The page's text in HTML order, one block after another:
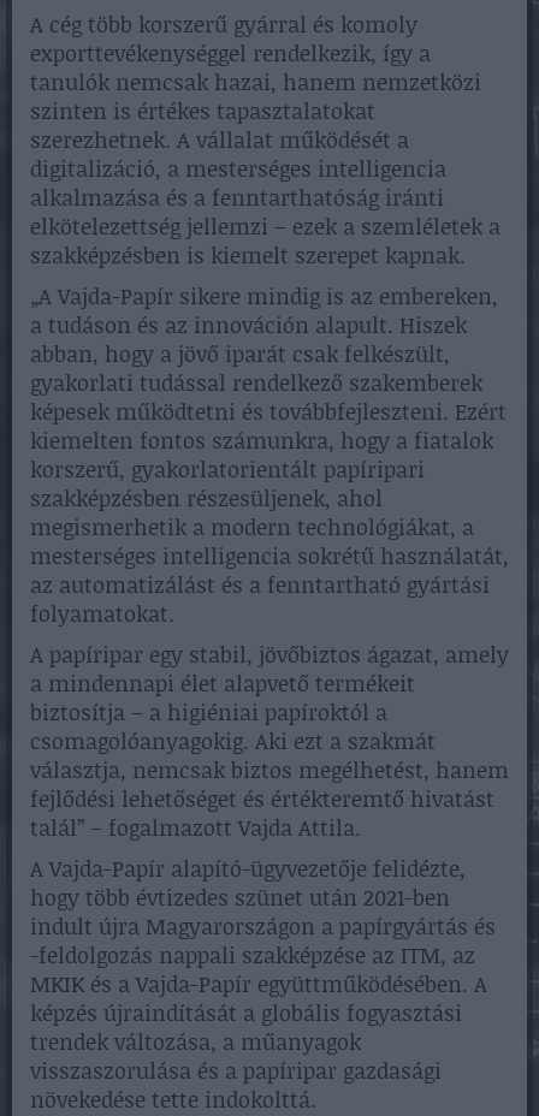
A cég több korszerű gyárral és komoly
exporttevékenységgel rendelkezik, így a
tanulók nemcsak hazai, hanem nemzetközi
szinten is értékes tapasztalatokat
szerezhetnek. A vállalat működését a
digitalizáció, a mesterséges intelligencia
alkalmazása és a fenntarthatóság iránti
elkötelezettség jellemzi – ezek a szemléletek a
szakképzésben is kiemelt szerepet kapnak.
„A Vajda-Papír sikere mindig is az embereken,
a tudáson és az innováción alapult. Hiszek
abban, hogy a jövő iparát csak felkészült,
gyakorlati tudással rendelkező szakemberek
képesek működtetni és továbbfejleszteni. Ezért
kiemelten fontos számunkra, hogy a fiatalok
korszerű, gyakorlatorientált papíripari
szakképzésben részesüljenek, ahol
megismerhetik a modern technológiákat, a
mesterséges intelligencia sokrétű használatát,
az automatizálást és a fenntartható gyártási
folyamatokat.
A papíripar egy stabil, jövőbiztos ágazat, amely
a mindennapi élet alapvető termékeit
biztosítja – a higiéniai papíroktól a
csomagolóanyagokig. Aki ezt a szakmát
választja, nemcsak biztos megélhetést, hanem
fejlődési lehetőséget és értékteremtő hivatást
talál” – fogalmazott Vajda Attila.
A Vajda-Papír alapító-ügyvezetője felidézte,
hogy több évtizedes szünet után 2021-ben
indult újra Magyarországon a papírgyártás és
-feldolgozás nappali szakképzése az ITM, az
MKIK és a Vajda-Papír együttműködésében. A
képzés újraindítását a globális fogyasztási
trendek változása, a műanyagok
visszaszorulása és a papíripar gazdasági
növekedése tette indokolttá.